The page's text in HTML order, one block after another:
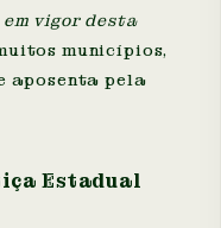
vigor desta
municípios,
aposenta pela
Estadual